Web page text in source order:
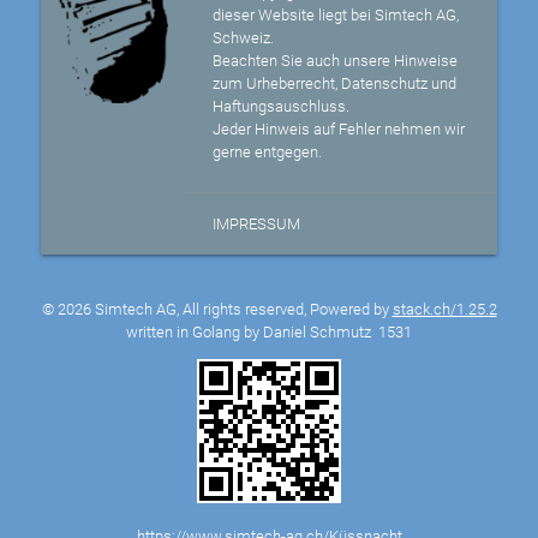
dieser Website liegt bei Simtech AG,
Schweiz.
Beachten Sie auch unsere Hinweise
zum Urheberrecht, Datenschutz und
Haftungsauschluss.
Jeder Hinweis auf Fehler nehmen wir
gerne entgegen.
IMPRESSUM
© 2026 Simtech AG, All rights reserved, Powered by stack.ch/1.25.2
written in Golang by Daniel Schmutz 1531